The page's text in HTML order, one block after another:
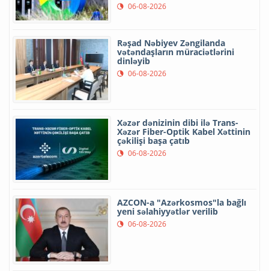
06-08-2026
Rəşad Nəbiyev Zəngilanda
vətəndaşların müraciətlərini
dinləyib
06-08-2026
Xəzər dənizinin dibi ilə Trans-
Xəzər Fiber-Optik Kabel Xəttinin
çəkilişi başa çatıb
06-08-2026
AZCON-a "Azərkosmos"la bağlı
yeni səlahiyyətlər verilib
06-08-2026